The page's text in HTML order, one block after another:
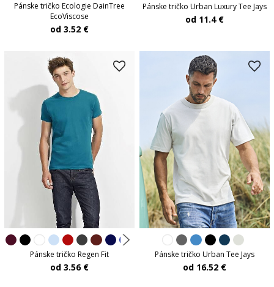
Pánske tričko Ecologie DainTree
EcoViscose
od 3.52 €
Pánske tričko Urban Luxury Tee Jays
od 11.4 €
Pánske tričko Regen Fit
od 3.56 €
Pánske tričko Urban Tee Jays
od 16.52 €